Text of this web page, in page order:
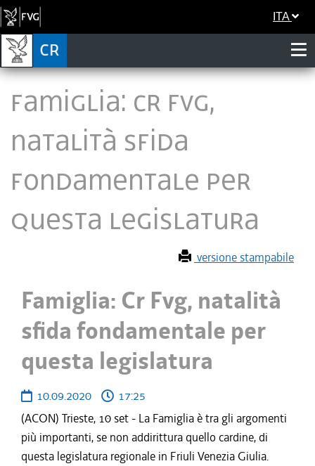
ITA
Famiglia: Cr Fvg,
natalità sfida
fondamentale per
questa legislatura
versione stampabile
Famiglia: Cr Fvg, natalità
sfida fondamentale per
questa legislatura
10.09.2020
17:25
(ACON) Trieste, 10 set - La Famiglia è tra gli argomenti
più importanti, se non addirittura quello cardine, di
questa legislatura regionale in Friuli Venezia Giulia.